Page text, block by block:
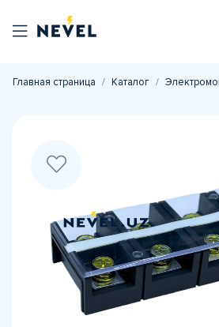
Главная страница Каталог